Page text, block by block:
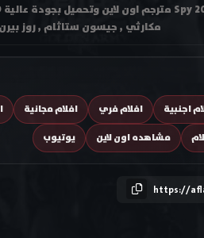
مكارثي , جيسون ستاثام , روز
اجنبية افلام فري افلام مجانية
مشاهده اون لاين يوتيوب
https://